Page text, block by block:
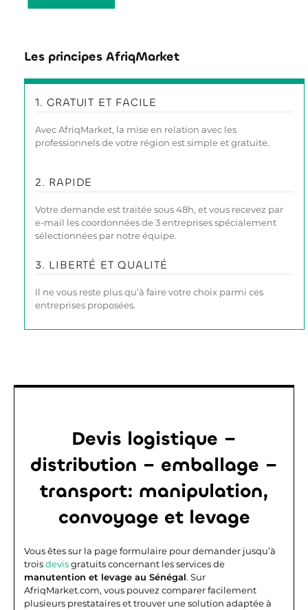
Les principes AfriqMarket
1. GRATUIT ET FACILE
Avec AfriqMarket, la mise en relation avec les
professionnels de votre région est simple et gratuite.
2. RAPIDE
Votre demande est traitée sous 48h, et vous recevez par
e-mail les coordonnées de 3 entreprises spécialement
sélectionnées par notre équipe.
3. LIBERTÉ ET QUALITÉ
Il ne vous reste plus qu’à faire votre choix parmi ces
entreprises proposées.
Devis logistique –
distribution – emballage –
transport: manipulation,
convoyage et levage
Vous êtes sur la page formulaire pour demander jusqu’à
troisdevisgratuits concernant les services de
manutention et levage au Sénégal. Sur
AfriqMarket.com, vous pouvez comparer facilement
plusieurs prestataires et trouver une solution adaptée à